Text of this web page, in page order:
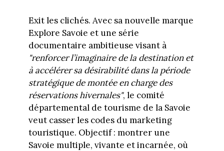
Exit les clichés. Avec sa nouvelle marque
Explore Savoie et une série
documentaire ambitieuse visant à
"renforcer l’imaginaire de la destination et
à accélérer sa désirabilité dans la période
stratégique de montée en charge des
réservations hivernales", le comité
départemental de tourisme de la Savoie
veut casser les codes du marketing
touristique. Objectif : montrer une
Savoie multiple, vivante et incarnée, où